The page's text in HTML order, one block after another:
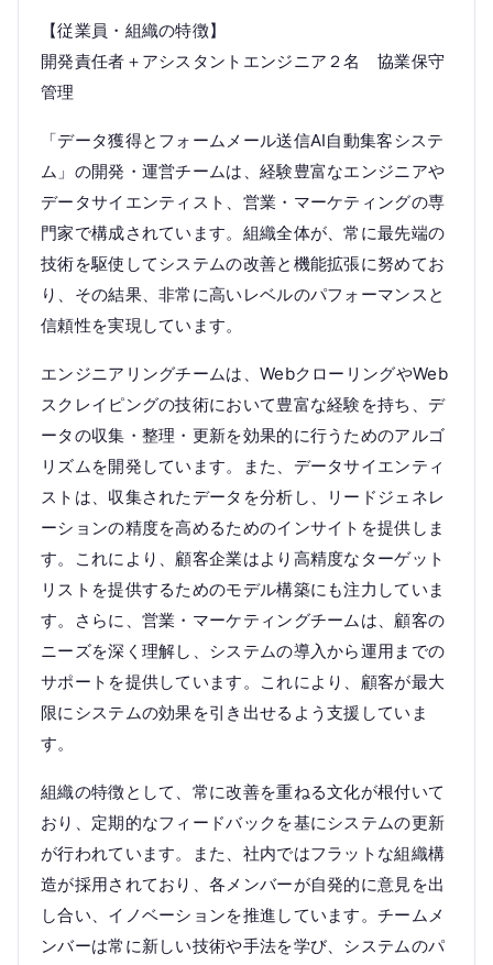
【従業員・組織の特徴】
開発責任者＋アシスタントエンジニア２名 協業保守
管理
「データ獲得とフォームメール送信AI自動集客システ
ム」の開発・運営チームは、経験豊富なエンジニアや
データサイエンティスト、営業・マーケティングの専
門家で構成されています。組織全体が、常に最先端の
技術を駆使してシステムの改善と機能拡張に努めてお
り、その結果、非常に高いレベルのパフォーマンスと
信頼性を実現しています。
エンジニアリングチームは、WebクローリングやWeb
スクレイピングの技術において豊富な経験を持ち、デ
ータの収集・整理・更新を効果的に行うためのアルゴ
リズムを開発しています。また、データサイエンティ
ストは、収集されたデータを分析し、リードジェネレ
ーションの精度を高めるためのインサイトを提供しま
す。これにより、顧客企業はより高精度なターゲット
リストを提供するためのモデル構築にも注力していま
す。さらに、営業・マーケティングチームは、顧客の
ニーズを深く理解し、システムの導入から運用までの
サポートを提供しています。これにより、顧客が最大
限にシステムの効果を引き出せるよう支援していま
す。
組織の特徴として、常に改善を重ねる文化が根付いて
おり、定期的なフィードバックを基にシステムの更新
が行われています。また、社内ではフラットな組織構
造が採用されており、各メンバーが自発的に意見を出
し合い、イノベーションを推進しています。チームメ
ンバーは常に新しい技術や手法を学び、システムのパ